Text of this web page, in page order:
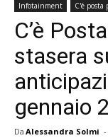
Infotainment C'è posta
C’è
stasera
gennaio
Da Alessandra Solmi -